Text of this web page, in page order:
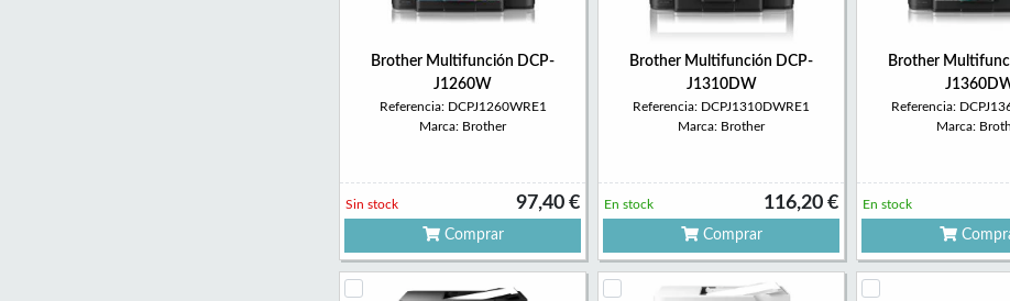
Brother Multifunción DCP-
J1260W
Referencia: DCPJ1260WRE1
Marca: Brother
97,40 €
Sin stock
Comprar
Brother Multifunción DCP-
J1310DW
Referencia: DCPJ1310DWRE1
Marca: Brother
116,20 €
En stock
Comprar
Brother
Referencia:
Marca:
En stock